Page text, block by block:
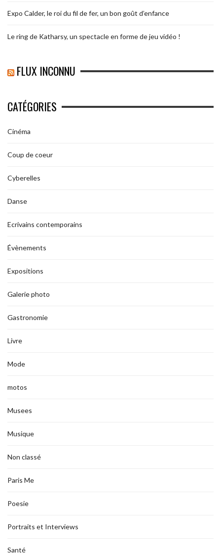
Expo Calder, le roi du fil de fer, un bon goût d’enfance
Le ring de Katharsy, un spectacle en forme de jeu vidéo !
FLUX INCONNU
CATÉGORIES
Cinéma
Coup de coeur
Cyberelles
Danse
Ecrivains contemporains
Évènements
Expositions
Galerie photo
Gastronomie
Livre
Mode
motos
Musees
Musique
Non classé
Paris Me
Poesie
Portraits et Interviews
Santé